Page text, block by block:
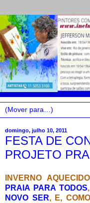
domingo, julho 10, 2011
FESTA DE
PROJETO
INVERNO
PRAIA PARA TODOS
NOVO SER, E,